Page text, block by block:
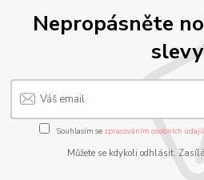
Nepropásněte
Souhlasím se zpracováním osobních údajů
Můžete se kdykoli odhlásit.